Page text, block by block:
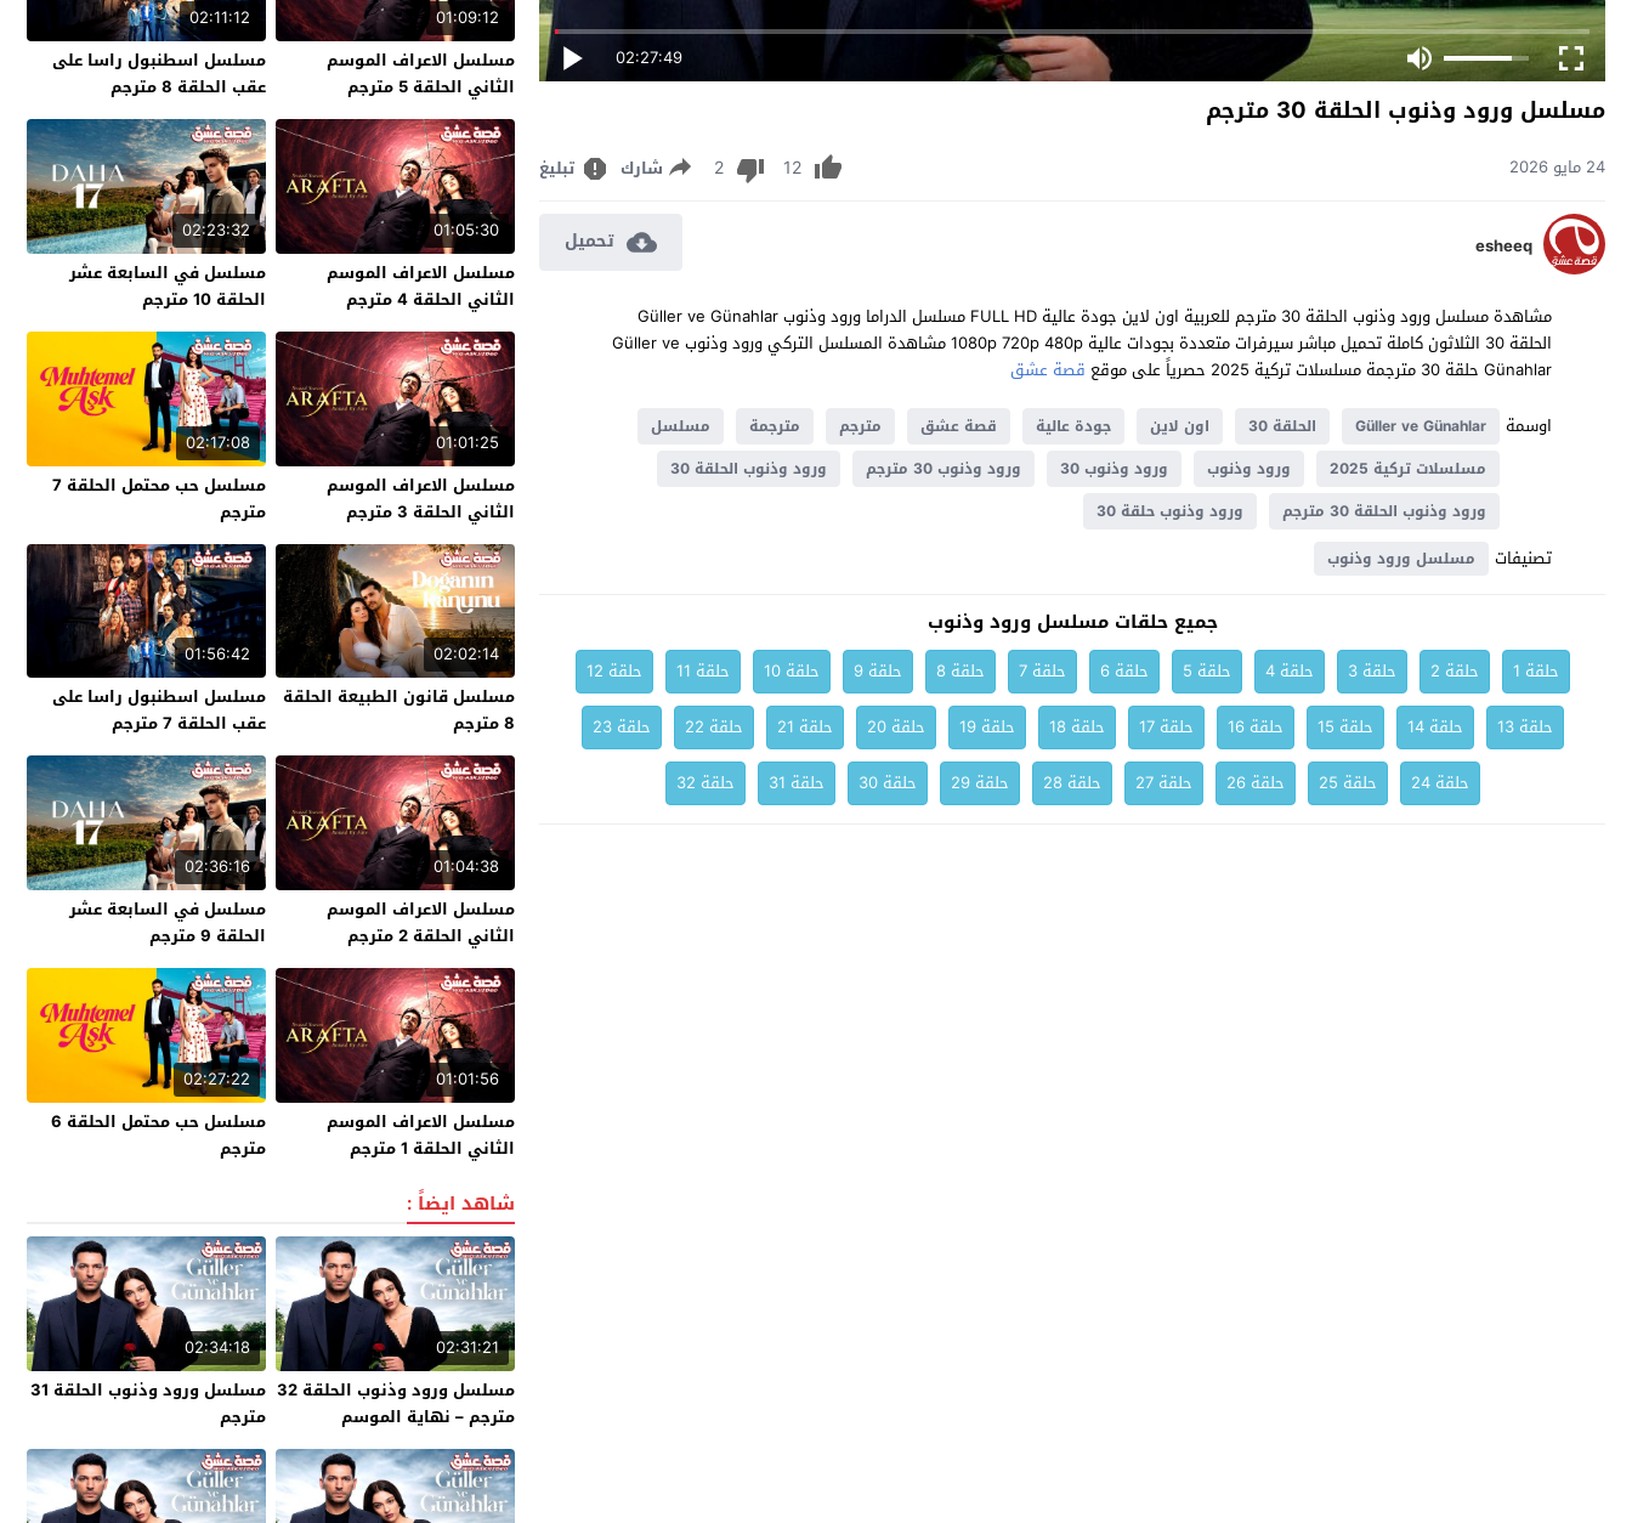
02:27:49
مسلسل ورود وذنوب الحلقة 30 مترجم
24 مايو 2026 12
2 شارك تبليغ
esheeq تحميل
مشاهدة مسلسل ورود وذنوب الحلقة 30 مترجم للعربية اون لاين جودة عالية FULL HD مسلسل الدراما ورود وذنوب Güller ve Günahlar
الحلقة 30 الثلاثون كاملة تحميل مباشر سيرفرات متعددة بجودات عالية 1080p 720p 480p مشاهدة المسلسل التركي ورود وذنوب Güller ve
Günahlar حلقة 30 مترجمة مسلسلات تركية 2025 حصرياً على موقع
قصة عشق
اوسمة
Güller ve Günahlar الحلقة 30 اون لاين جودة عالية قصة عشق مترجم مترجمة
مسلسل
مسلسلات تركية 2025
ورود وذنوب ورود وذنوب 30 ورود وذنوب 30 مترجم
ورود وذنوب الحلقة 30
ورود وذنوب الحلقة 30 مترجم
ورود وذنوب حلقة 30
تصنيفات مسلسل ورود وذنوب
جميع حلقات مسلسل ورود وذنوب
حلقة 1 حلقة 2 حلقة 3 حلقة 4 حلقة 5 حلقة 6 حلقة 7 حلقة 8 حلقة 9 حلقة 10 حلقة 11
حلقة 12
حلقة 13
حلقة 14 حلقة 15 حلقة 16 حلقة 17 حلقة 18 حلقة 19 حلقة 20 حلقة 21 حلقة 22
حلقة 23
حلقة 24
حلقة 25 حلقة 26 حلقة 27 حلقة 28 حلقة 29 حلقة 30 حلقة 31 حلقة 32
01:09:12
مسلسل الاعراف الموسم
الثاني الحلقة 5 مترجم
02:11:12
مسلسل اسطنبول راسا على
عقب الحلقة 8 مترجم
01:05:30
مسلسل الاعراف الموسم
الثاني الحلقة 4 مترجم
02:23:32
مسلسل في السابعة عشر
الحلقة 10 مترجم
01:01:25
مسلسل الاعراف الموسم
الثاني الحلقة 3 مترجم
02:17:08
مسلسل حب محتمل الحلقة 7
مترجم
02:02:14
مسلسل قانون الطبيعة الحلقة
8 مترجم
01:56:42
مسلسل اسطنبول راسا على
عقب الحلقة 7 مترجم
01:04:38
مسلسل الاعراف الموسم
الثاني الحلقة 2 مترجم
02:36:16
مسلسل في السابعة عشر
الحلقة 9 مترجم
01:01:56
مسلسل الاعراف الموسم
الثاني الحلقة 1 مترجم
02:27:22
مسلسل حب محتمل الحلقة 6
مترجم
شاهد ايضاً :
02:31:21
مسلسل ورود وذنوب الحلقة 32
مترجم – نهاية الموسم
02:34:18
مسلسل ورود وذنوب الحلقة 31
مترجم